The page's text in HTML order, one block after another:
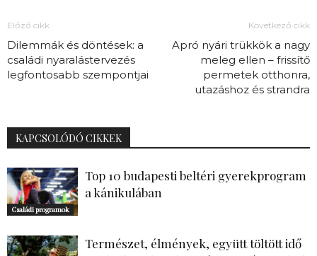
Előző cikk
Dilemmák és döntések: a
családi nyaralástervezés
legfontosabb szempontjai
Következő cikk
Apró nyári trükkök a nagy
meleg ellen – frissítő
permetek otthonra,
utazáshoz és strandra
KAPCSOLÓDÓ CIKKEK
Családi programok
Top 10 budapesti beltéri gyerekprogram
a kánikulában
Természet, élmények, együtt töltött idő